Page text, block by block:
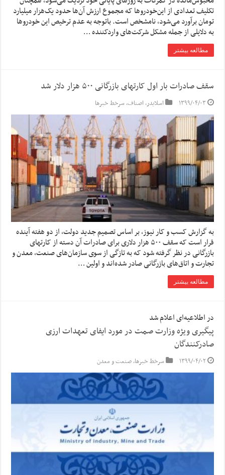
تکلیف تعدادی از این‌خودروها که مجموع ارزش آن‌ها حدود یک‌هزار میلیارد
تومان برآورد می‌شود، نامشخص است. باتوجه به عدم ترخیص این خودروها
به دلایلی از جمله مشکل شرکت‌های واردکننده …
مطالعه بیشتر
سقف صادرات بار اول کارتهای بازرگانی ۵۰۰ هزار دلار شد
۱۳۹۹/۰۴/۰۳ اسلایدر,اصناف,سرخط خبرها
به گزارش کسب و کار نیوز، بر اساس تصمیم جدید دولت، از دو هفته آینده
قرار است که سقف ۵۰۰ هزار دلاری برای صادرات آن دسته از کارتهای
بازرگانی در نظر گرفته شود که به تازگی از سوی سازمان‌های صنعت، معدن و
تجارت و اتاق‌های بازرگانی صادر شده‌اند و اولین …
مطالعه بیشتر
در اطلاعیه‌ای اعلام شد
پیگیری ویژه وزارت صمت در مورد ایفای تعهدات ارزی
صادرکنندگان
۱۳۹۹/۰۴/۰۲ سرخط خبرها,صنعت و معدن